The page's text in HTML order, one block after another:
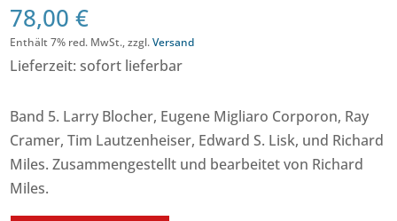
78,00€
Enthält 7% red. MwSt., zzgl.Versand
Lieferzeit: sofort lieferbar
Band 5. Larry Blocher, Eugene Migliaro Corporon, Ray
Cramer, Tim Lautzenheiser, Edward S. Lisk, und Richard
Miles. Zusammengestellt und bearbeitet von Richard
Miles.